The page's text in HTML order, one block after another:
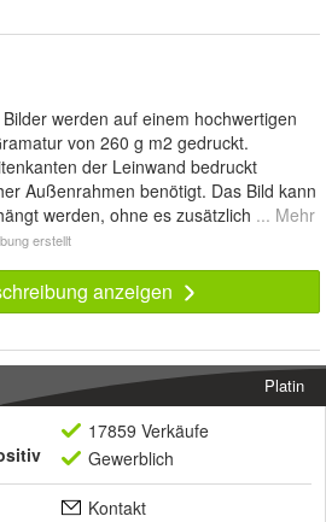
werden auf einem hochwertigen
von 260 g m2 gedruckt.
der Leinwand bedruckt
Außenrahmen benötigt. Das Bild kann
werden, ohne es zusätzlich ... Mehr
erstellt
anzeigen
Platin
17859 Verkäufe
Gewerblich
Kontakt